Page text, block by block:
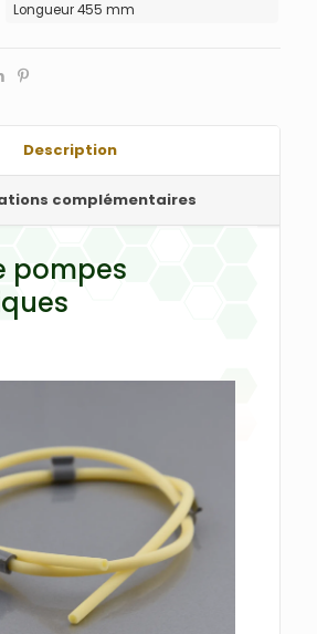
Longueur 455 mm
Description
complémentaires
pompes